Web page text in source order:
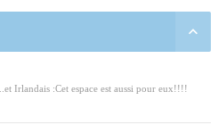
Irlandais :Cet espace est aussi pour eux!!!!